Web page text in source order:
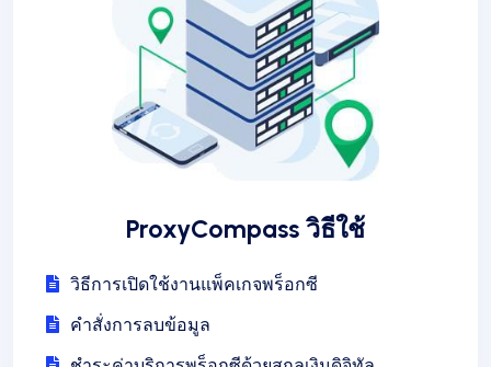
ProxyCompass วิธีใช้
วิธีการเปิดใช้งานแพ็คเกจพร็อกซี
คำสั่งการลบข้อมูล